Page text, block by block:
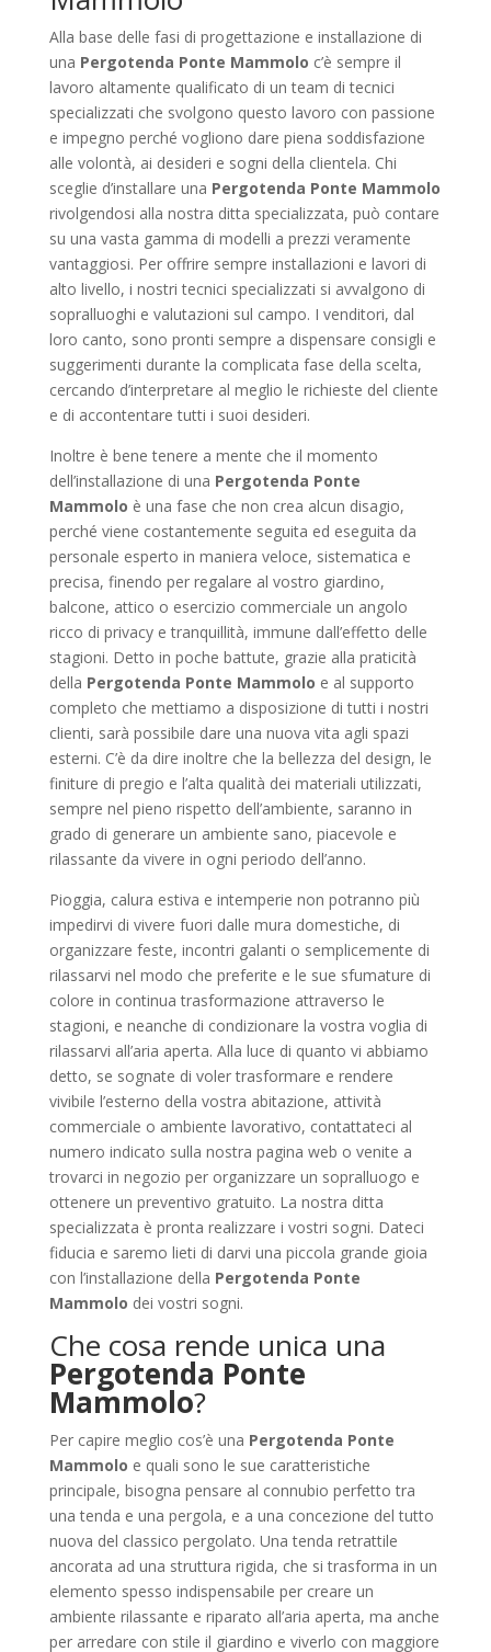
Alla base delle fasi di progettazione e installazione di
una Pergotenda Ponte Mammolo c’è sempre il
lavoro altamente qualificato di un team di tecnici
specializzati che svolgono questo lavoro con passione
e impegno perché vogliono dare piena soddisfazione
alle volontà, ai desideri e sogni della clientela. Chi
sceglie d’installare una Pergotenda Ponte Mammolo
rivolgendosi alla nostra ditta specializzata, può contare
su una vasta gamma di modelli a prezzi veramente
vantaggiosi. Per offrire sempre installazioni e lavori di
alto livello, i nostri tecnici specializzati si avvalgono di
sopralluoghi e valutazioni sul campo. I venditori, dal
loro canto, sono pronti sempre a dispensare consigli e
suggerimenti durante la complicata fase della scelta,
cercando d’interpretare al meglio le richieste del cliente
e di accontentare tutti i suoi desideri.
Inoltre è bene tenere a mente che il momento
dell’installazione di una Pergotenda Ponte
Mammolo è una fase che non crea alcun disagio,
perché viene costantemente seguita ed eseguita da
personale esperto in maniera veloce, sistematica e
precisa, finendo per regalare al vostro giardino,
balcone, attico o esercizio commerciale un angolo
ricco di privacy e tranquillità, immune dall’effetto delle
stagioni. Detto in poche battute, grazie alla praticità
della Pergotenda Ponte Mammolo e al supporto
completo che mettiamo a disposizione di tutti i nostri
clienti, sarà possibile dare una nuova vita agli spazi
esterni. C’è da dire inoltre che la bellezza del design, le
finiture di pregio e l’alta qualità dei materiali utilizzati,
sempre nel pieno rispetto dell’ambiente, saranno in
grado di generare un ambiente sano, piacevole e
rilassante da vivere in ogni periodo dell’anno.
Pioggia, calura estiva e intemperie non potranno più
impedirvi di vivere fuori dalle mura domestiche, di
organizzare feste, incontri galanti o semplicemente di
rilassarvi nel modo che preferite e le sue sfumature di
colore in continua trasformazione attraverso le
stagioni, e neanche di condizionare la vostra voglia di
rilassarvi all’aria aperta. Alla luce di quanto vi abbiamo
detto, se sognate di voler trasformare e rendere
vivibile l’esterno della vostra abitazione, attività
commerciale o ambiente lavorativo, contattateci al
numero indicato sulla nostra pagina web o venite a
trovarci in negozio per organizzare un sopralluogo e
ottenere un preventivo gratuito. La nostra ditta
specializzata è pronta realizzare i vostri sogni. Dateci
fiducia e saremo lieti di darvi una piccola grande gioia
con l’installazione della Pergotenda Ponte
Mammolo dei vostri sogni.
Che cosa rende unica una
Pergotenda Ponte
Mammolo?
Per capire meglio cos’è una Pergotenda Ponte
Mammolo e quali sono le sue caratteristiche
principale, bisogna pensare al connubio perfetto tra
una tenda e una pergola, e a una concezione del tutto
nuova del classico pergolato. Una tenda retrattile
ancorata ad una struttura rigida, che si trasforma in un
elemento spesso indispensabile per creare un
ambiente rilassante e riparato all’aria aperta, ma anche
per arredare con stile il giardino e viverlo con maggiore